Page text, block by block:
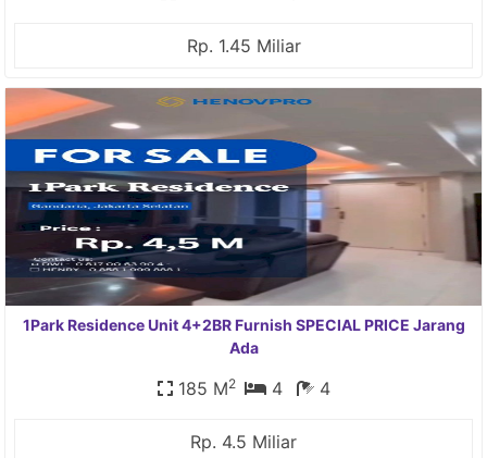
Rp. 1.45 Miliar
1Park Residence Unit 4+2BR Furnish SPECIAL PRICE Jarang
Ada
185 M2 4 4
Rp. 4.5 Miliar